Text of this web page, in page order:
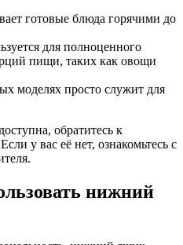
готовые блюда горячими до
для полноценного
пищи, таких как овощи
моделях просто служит для
обратитесь к
у вас её нет, ознакомьтесь с
нижний